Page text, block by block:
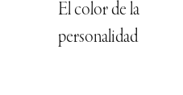
El color de la
personalidad